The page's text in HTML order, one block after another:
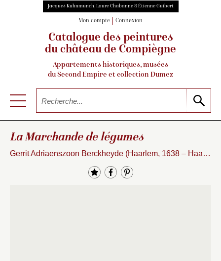
Jacques Kuhnmunch, Laure Chabanne & Étienne Guibert
Mon compte Connexion
Catalogue des peintures
du château de Compiègne
Appartements historiques, musées
du Second Empire et collection Dumez
La Marchande de légumes
Gerrit Adriaenszoon Berckheyde (Haarlem, 1638 – Haarlem, 1698)